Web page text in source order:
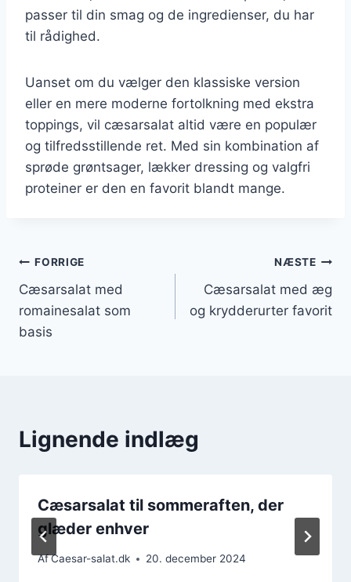
passer til din smag og de ingredienser, du har
til rådighed.
Uanset om du vælger den klassiske version
eller en mere moderne fortolkning med ekstra
toppings, vil cæsarsalat altid være en populær
og tilfredsstillende ret. Med sin kombination af
sprøde grøntsager, lækker dressing og valgfri
proteiner er den en favorit blandt mange.
Indlægsnavigation
FORRIGE
Cæsarsalat med
romainesalat som
basis
NÆSTE
Cæsarsalat med æg
og krydderurter favorit
Lignende indlæg
Cæsarsalat til sommeraften, der
glæder enhver
AfCaesar-salat.dk 20. december 2024